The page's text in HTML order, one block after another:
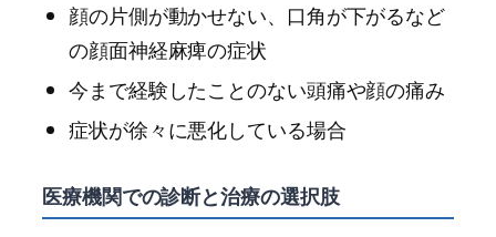
顔の片側が動かせない、口角が下がるなど
の顔面神経麻痺の症状
今まで経験したことのない頭痛や顔の痛み
症状が徐々に悪化している場合
医療機関での診断と治療の選択肢